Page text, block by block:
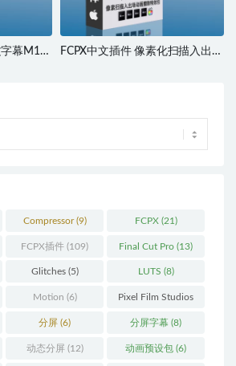
幕M1自
FCPX中文插件 像素化扫描入出场
Compressor(9) FCPX(21)
FCPX插件 (109) Final Cut Pro (13)
Glitches(5) LUTS (8)
Motion (6) Pixel Film Studios
(11)
分屏 (6) 分屏字幕 (8)
动态分屏(12) 动画预设包 (6)